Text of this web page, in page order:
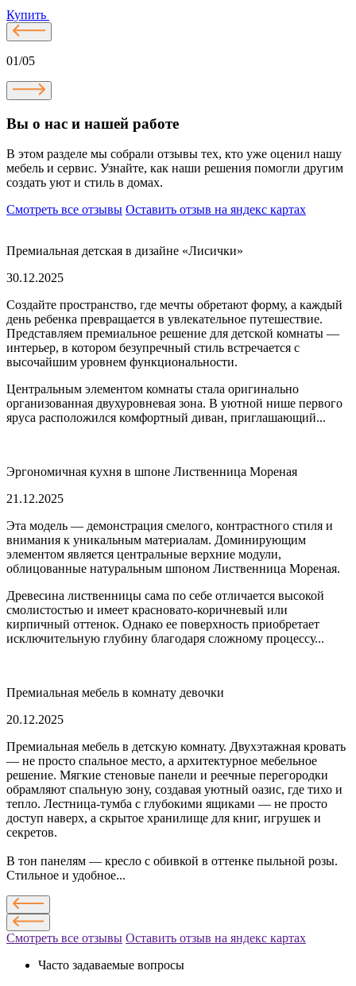
Купить
01/05
Вы о нас и нашей работе
В этом разделе мы собрали отзывы тех, кто уже оценил нашу
мебель и сервис. Узнайте, как наши решения помогли другим
создать уют и стиль в домах.
Смотреть все отзывы Оставить отзыв на яндекс картах
Премиальная детская в дизайне «Лисички»
30.12.2025
Создайте пространство, где мечты обретают форму, а каждый
день ребенка превращается в увлекательное путешествие.
Представляем премиальное решение для детской комнаты —
интерьер, в котором безупречный стиль встречается с
высочайшим уровнем функциональности.
Центральным элементом комнаты стала оригинально
организованная двухуровневая зона. В уютной нише первого
яруса расположился комфортный диван, приглашающий...
Эргономичная кухня в шпоне Лиственница Мореная
21.12.2025
Эта модель — демонстрация смелого, контрастного стиля и
внимания к уникальным материалам. Доминирующим
элементом является центральные верхние модули,
облицованные натуральным шпоном Лиственница Мореная.
Древесина лиственницы сама по себе отличается высокой
смолистостью и имеет красновато-коричневый или
кирпичный оттенок. Однако ее поверхность приобретает
исключительную глубину благодаря сложному процессу...
Премиальная мебель в комнату девочки
20.12.2025
Премиальная мебель в детскую комнату. Двухэтажная кровать
— не просто спальное место, а архитектурное мебельное
решение. Мягкие стеновые панели и реечные перегородки
обрамляют спальную зону, создавая уютный оазис, где тихо и
тепло. Лестница-тумба с глубокими ящиками — не просто
доступ наверх, а скрытое хранилище для книг, игрушек и
секретов.
В тон панелям — кресло с обивкой в оттенке пыльной розы.
Стильное и удобное...
Смотреть все отзывы Оставить отзыв на яндекс картах
Часто задаваемые вопросы